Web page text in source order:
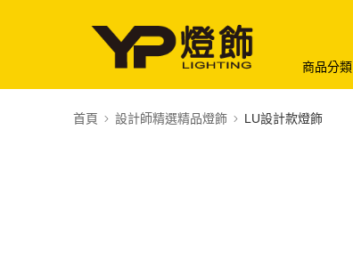
商品分類
首頁 設計師精選精品燈飾 LU設計款燈飾